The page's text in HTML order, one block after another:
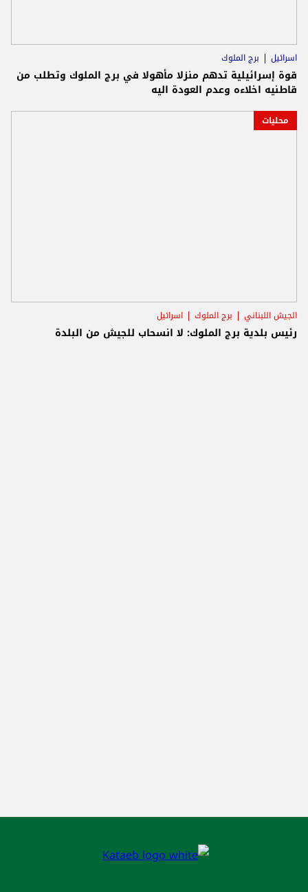
اسرائيل برج الملوك
قوة إسرائيلية تدهم منزلا مأهولا في برج الملوك وتطلب من
قاطنيه اخلاءه وعدم العودة اليه
محليات
الجيش اللبناني برج الملوك اسرائيل
رئيس بلدية برج الملوك: لا انسحاب للجيش من البلدة